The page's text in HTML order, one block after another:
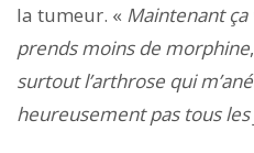
la tumeur. « Maintenant ça
prends moins de morphine
surtout l’arthrose qui
heureusement pas tous